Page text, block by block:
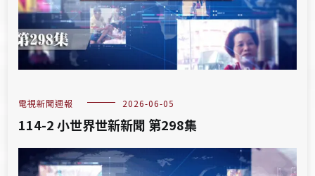
電視新聞週報 2026-06-05
114-2 小世界世新新聞 第298集